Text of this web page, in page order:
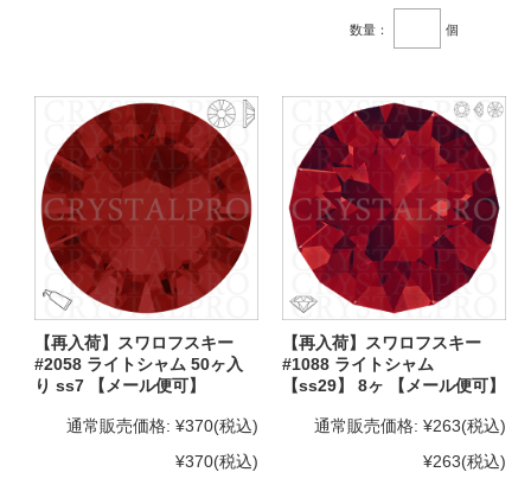
数量： 個
【再入荷】スワロフスキー
#2058 ライトシャム 50ヶ入
り ss7 【メール便可】
通常販売価格: ¥370(税込)
¥370(税込)
【再入荷】スワロフスキー
#1088 ライトシャム
【ss29】 8ヶ 【メール便可】
通常販売価格: ¥263(税込)
¥263(税込)